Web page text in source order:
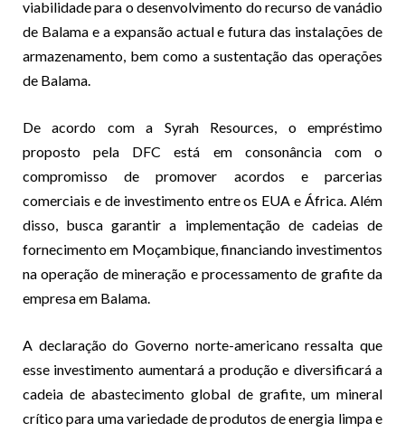
viabilidade para o desenvolvimento do recurso de vanádio
de Balama e a expansão actual e futura das instalações de
armazenamento, bem como a sustentação das operações
de Balama.
De acordo com a Syrah Resources, o empréstimo
proposto pela DFC está em consonância com o
compromisso de promover acordos e parcerias
comerciais e de investimento entre os EUA e África. Além
disso, busca garantir a implementação de cadeias de
fornecimento em Moçambique, financiando investimentos
na operação de mineração e processamento de grafite da
empresa em Balama.
A declaração do Governo norte-americano ressalta que
esse investimento aumentará a produção e diversificará a
cadeia de abastecimento global de grafite, um mineral
crítico para uma variedade de produtos de energia limpa e